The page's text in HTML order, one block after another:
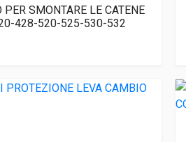
PER SMONTARE LE CATENE
428-520-525-530-532